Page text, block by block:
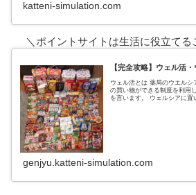
katteni-simulation.com
＼ポイントサイトは生活に役立てる
【完全攻略】ウェル活
ウェル活とは 薬局のウエル
の買い物ができる制度を利用
を言います。 ウェルシアに置
genjyu.katteni-simulation.com